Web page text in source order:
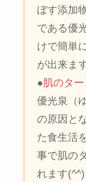
ぼす添加
である優
けで簡単
が出来ます
●肌のタ
優光泉（
の原因と
た食生活
事で肌の
れます(^^)